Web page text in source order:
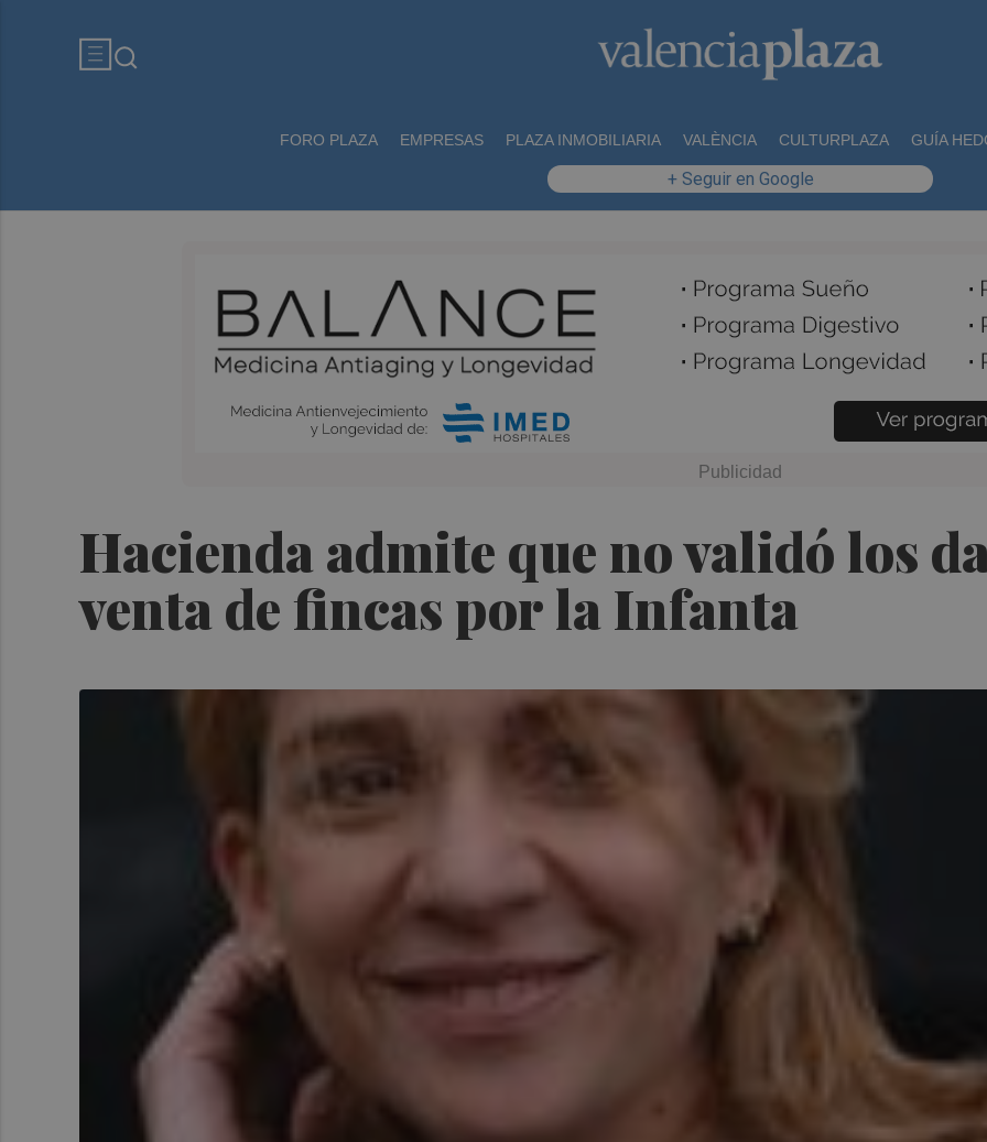
FORO PLAZA EMPRESAS PLAZA INMOBILIARIA VALÈNCIA CULTURPLAZA GUÍA
+ Seguir en Google
Hacienda admite que no validó los
venta de fincas por la Infanta